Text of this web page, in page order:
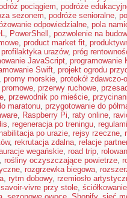
pociągiem, podróże
sezonem, podróże senioralne,
odpowiedzialne, pola
, PowerShell , pozwolenie na
, product market fit,
profilaktyka urazów, próg
JavaScript, programowanie
Swift, projekt ogrodu
, promy morskie, protokół zdawczo-
, przerwy ruchowe,
, przewodnik po mieście,
maratonu, przygotowanie do
, Raspberry Pi, raty online,
, regeneracja po treningu,
po urazie, rejsy rzeczne,
, rekrutacja zdalna, relacje
wegańskie, road trip,
, rośliny oczyszczające powietrze,
, rozgrzewka biegowa,
, rytm dobowy, rzemiosło
savoir-vivre przy stole, ściółkowanie